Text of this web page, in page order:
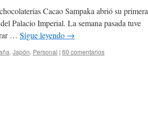
Cacao Sampaka abrió su primera
Palacio Imperial. La semana pasada tuve
… Sigue leyendo →
, Japón, Personal | 60 comentarios